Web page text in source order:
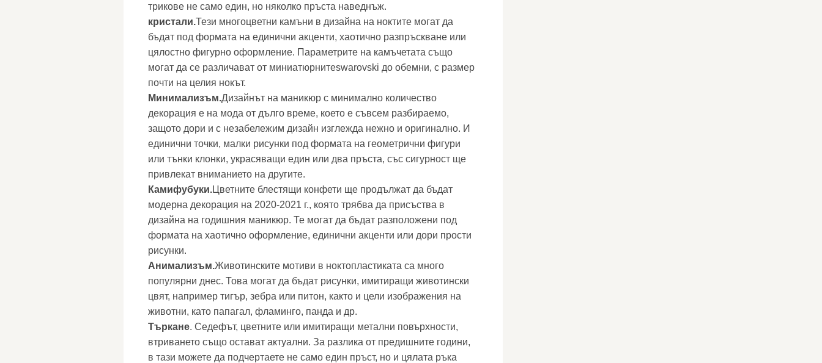
трикове не само един, но няколко пръста наведнъж.
кристали.Тези многоцветни камъни в дизайна на ноктите могат да
бъдат под формата на единични акценти, хаотично разпръскване или
цялостно фигурно оформление. Параметрите на камъчетата също
могат да се различават от миниатюрнитеswarovski до обемни, с размер
почти на целия нокът.
Минимализъм.Дизайнът на маникюр с минимално количество
декорация е на мода от дълго време, което е съвсем разбираемо,
защото дори и с незабележим дизайн изглежда нежно и оригинално. И
единични точки, малки рисунки под формата на геометрични фигури
или тънки клонки, украсяващи един или два пръста, със сигурност ще
привлекат вниманието на другите.
Камифубуки.Цветните блестящи конфети ще продължат да бъдат
модерна декорация на 2020-2021 г., която трябва да присъства в
дизайна на годишния маникюр. Те могат да бъдат разположени под
формата на хаотично оформление, единични акценти или дори прости
рисунки.
Анимализъм.Животинските мотиви в ноктопластиката са много
популярни днес. Това могат да бъдат рисунки, имитиращи животински
цвят, например тигър, зебра или питон, както и цели изображения на
животни, като папагал, фламинго, панда и др.
Търкане. Седефът, цветните или имитиращи метални повърхности,
втриването също остават актуални. За разлика от предишните години,
в тази можете да подчертаете не само един пръст, но и цялата ръка